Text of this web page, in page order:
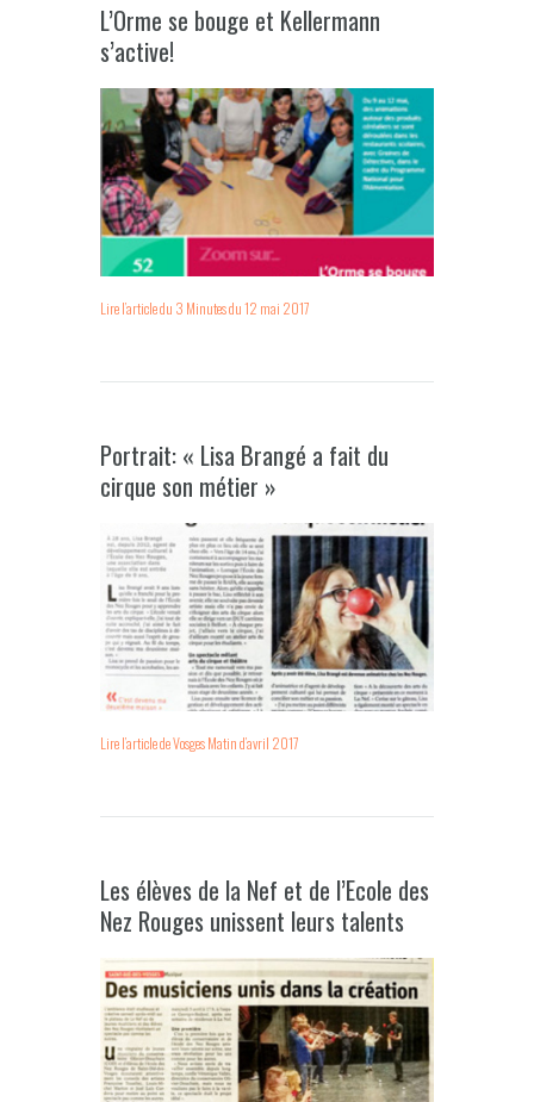
L’Orme se bouge et Kellermann
s’active!
Lire l’article du 3 Minutes du 12 mai 2017
Portrait: « Lisa Brangé a fait du
cirque son métier »
Lire l’article de Vosges Matin d’avril 2017
Les élèves de la Nef et de l’Ecole des
Nez Rouges unissent leurs talents